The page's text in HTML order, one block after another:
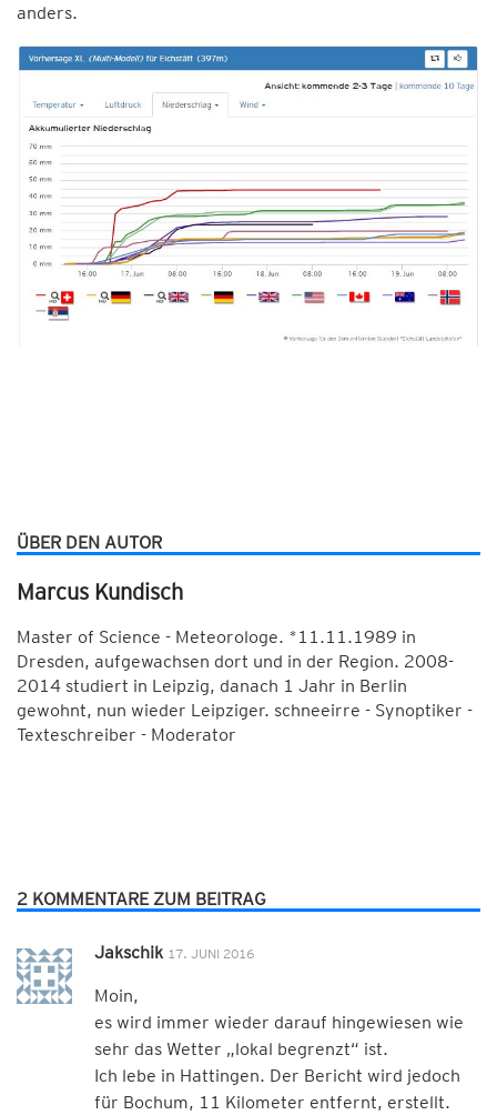
anders.
ÜBER DEN AUTOR
Marcus Kundisch
Master of Science - Meteorologe. *11.11.1989 in
Dresden, aufgewachsen dort und in der Region. 2008-
2014 studiert in Leipzig, danach 1 Jahr in Berlin
gewohnt, nun wieder Leipziger. schneeirre - Synoptiker -
Texteschreiber - Moderator
2 KOMMENTARE ZUM BEITRAG
Jakschik 17. JUNI 2016
Moin,
es wird immer wieder darauf hingewiesen wie
sehr das Wetter „lokal begrenzt“ ist.
Ich lebe in Hattingen. Der Bericht wird jedoch
für Bochum, 11 Kilometer entfernt, erstellt.